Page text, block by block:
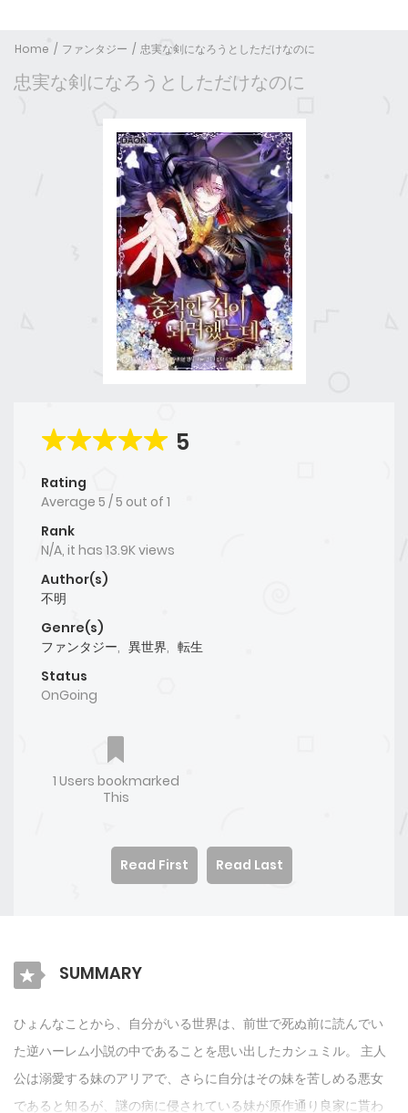
Home ファンタジー 忠実な剣になろうとしただけなのに
忠実な剣になろうとしただけなのに
5
Rating
Average 5 /5 out of 1
Rank
N/A, it has 13.9K views
Author(s)
不明
Genre(s)
ファンタジー, 異世界, 転生
Status
OnGoing
1 Users bookmarked
This
Read First Read Last
SUMMARY
ひょんなことから、自分がいる世界は、前世で死ぬ前に読んでい
た逆ハーレム小説の中であることを思い出したカシュミル。 主人
公は溺愛する妹のアリアで、さらに自分はその妹を苦しめる悪女
であると知るが、謎の病に侵されている妹が原作通り良家に貰わ